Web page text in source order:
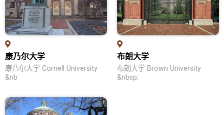
教育优势
学位申请
留学生活
问答集
新加坡留学
康乃尔大学
康乃尔大学 Cornell University
&nb
布朗大学
布朗大学 Brown University
&nbsp;